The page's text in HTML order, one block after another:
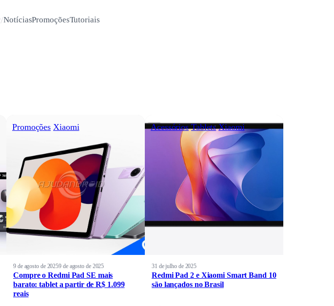
/NotíciasPromoçõesTutoriais
Promoções Xiaomi
9 de agosto de 20259 de agosto de 2025
Compre o Redmi Pad SE mais
barato: tablet a partir de R$ 1.099
reais
Acessórios Tablets Xiaomi
31 de julho de 2025
Redmi Pad 2 e Xiaomi Smart Band 10
são lançados no Brasil